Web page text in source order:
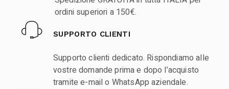
ordini superiori a 150€.
SUPPORTO CLIENTI
Supporto clienti dedicato. Rispondiamo alle
vostre domande prima e dopo l’acquisto
tramite e-mail o WhatsApp aziendale.